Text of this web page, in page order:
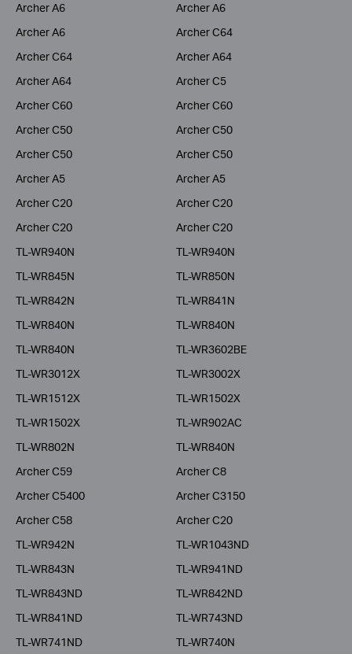
Archer A6
Archer A6
Archer A6
Archer C64
Archer C64
Archer A64
Archer A64
Archer C5
Archer C60
Archer C60
Archer C50
Archer C50
Archer C50
Archer C50
Archer A5
Archer A5
Archer C20
Archer C20
Archer C20
Archer C20
TL-WR940N
TL-WR940N
TL-WR845N
TL-WR850N
TL-WR842N
TL-WR841N
TL-WR840N
TL-WR840N
TL-WR840N
TL-WR3602BE
TL-WR3012X
TL-WR3002X
TL-WR1512X
TL-WR1502X
TL-WR1502X
TL-WR902AC
TL-WR802N
TL-WR840N
Archer C59
Archer C8
Archer C5400
Archer C3150
Archer C58
Archer C20
TL-WR942N
TL-WR1043ND
TL-WR843N
TL-WR941ND
TL-WR843ND
TL-WR842ND
TL-WR841ND
TL-WR743ND
TL-WR741ND
TL-WR740N